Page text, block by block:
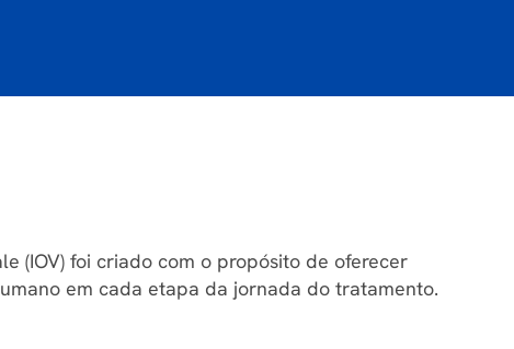
(IOV) foi criado com o propósito de oferecer
em cada etapa da jornada do tratamento.